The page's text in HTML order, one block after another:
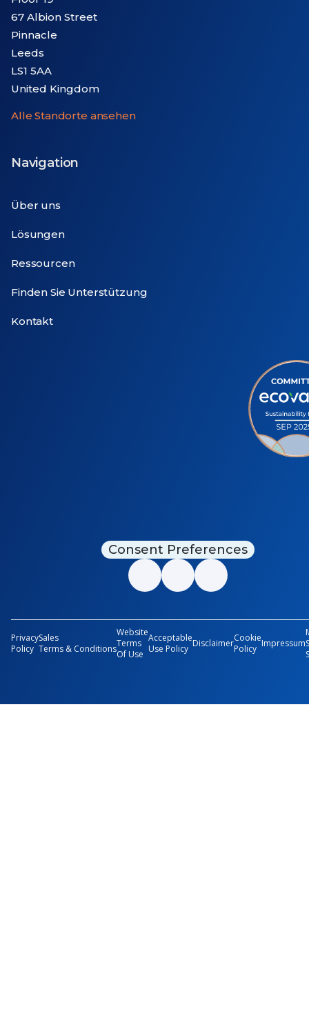
67 Albion Street
Pinnacle
Leeds
LS1 5AA
United Kingdom
Alle Standorte ansehen
Navigation
Über uns
Lösungen
Ressourcen
Finden Sie Unterstützung
Kontakt
Consent Preferences
Privacy
Policy
Sales
Terms & Conditions
Website
Terms
Of Use
Acceptable
Use Policy DisclaimerCookie
Policy Impressum